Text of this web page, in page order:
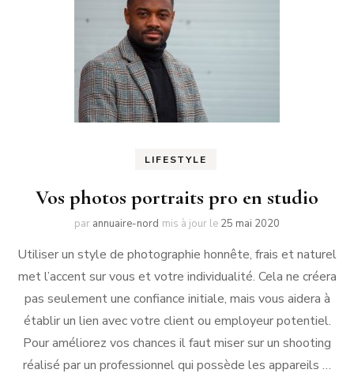
LIFESTYLE
Vos photos portraits pro en studio
par annuaire-nord mis à jour le 25 mai 2020
Utiliser un style de photographie honnête, frais et naturel
met l’accent sur vous et votre individualité. Cela ne créera
pas seulement une confiance initiale, mais vous aidera à
établir un lien avec votre client ou employeur potentiel.
Pour améliorez vos chances il faut miser sur un shooting
réalisé par un professionnel qui possède les appareils …